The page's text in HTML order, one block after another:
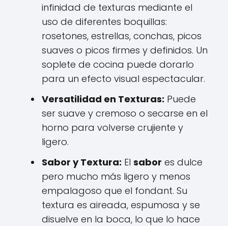
infinidad de texturas mediante el
uso de diferentes boquillas:
rosetones, estrellas, conchas, picos
suaves o picos firmes y definidos. Un
soplete de cocina puede dorarlo
para un efecto visual espectacular.
Versatilidad en Texturas: Puede
ser suave y cremoso o secarse en el
horno para volverse crujiente y
ligero.
Sabor y Textura: El sabor es dulce
pero mucho más ligero y menos
empalagoso que el fondant. Su
textura es aireada, espumosa y se
disuelve en la boca, lo que lo hace